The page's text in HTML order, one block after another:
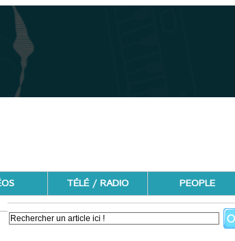
TÉLÉ / RADIO PEOPLE